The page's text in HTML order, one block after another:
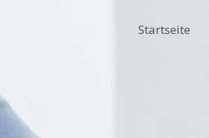
Startseite